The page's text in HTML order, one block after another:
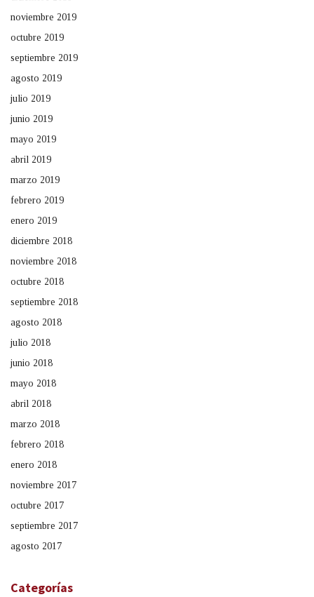
noviembre 2019
octubre 2019
septiembre 2019
agosto 2019
julio 2019
junio 2019
mayo 2019
abril 2019
marzo 2019
febrero 2019
enero 2019
diciembre 2018
noviembre 2018
octubre 2018
septiembre 2018
agosto 2018
julio 2018
junio 2018
mayo 2018
abril 2018
marzo 2018
febrero 2018
enero 2018
noviembre 2017
octubre 2017
septiembre 2017
agosto 2017
Categorías